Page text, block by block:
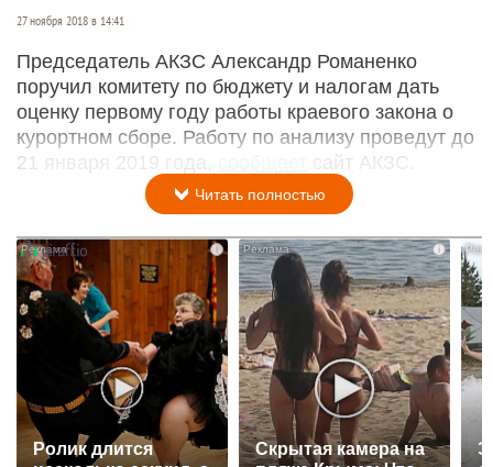
27 ноября 2018 в 14:41
Председатель АКЗС Александр Романенко
поручил комитету по бюджету и налогам дать
оценку первому году работы краевого закона о
курортном сборе. Работу по анализу проведут до
21 января 2019 года,
сообщает сайт АКЗС.
Читать полностью
i
Ролик длится
i
Скрытая камера на